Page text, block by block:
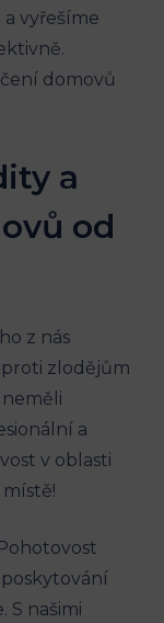
vyřešíme
a
od
z nás
zlodějům
a
v oblasti
S našimi